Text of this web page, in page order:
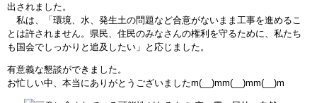
出されました。
私は、「環境、水、発生土の問題など合意がないまま工事を進めるこ
とは許されません。県民、住民のみなさんの権利を守るために、私たち
も国会でしっかりと追及したい」と応じました。
有意義な懇談ができました。
お忙しい中、本当にありがとうございましたm(__)mm(__)mm(__)m